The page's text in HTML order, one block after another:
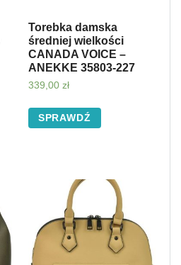
Torebka damska
średniej wielkości
CANADA VOICE –
ANEKKE 35803-227
339,00 zł
SPRAWDŹ